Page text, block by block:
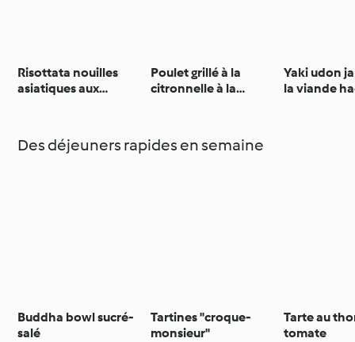
Risottata nouilles
asiatiques aux
Poulet grillé à la
citronnelle à la
Yaki udon
la viande
Des déjeuners rapides en semaine
Buddha bowl sucré-
salé
Tartines "croque-
monsieur"
Tarte au
tomate